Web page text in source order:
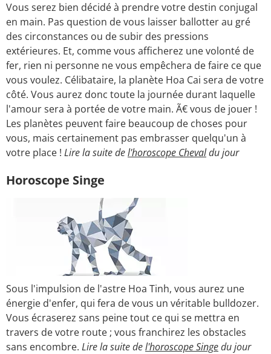
Vous serez bien décidé à prendre votre destin conjugal
en main. Pas question de vous laisser ballotter au gré
des circonstances ou de subir des pressions
extérieures. Et, comme vous afficherez une volonté de
fer, rien ni personne ne vous empêchera de faire ce que
vous voulez. Célibataire, la planète Hoa Cai sera de votre
côté. Vous aurez donc toute la journée durant laquelle
l'amour sera à portée de votre main. Ã€ vous de jouer !
Les planètes peuvent faire beaucoup de choses pour
vous, mais certainement pas embrasser quelqu'un à
votre place ! Lire la suite del'horoscope Chevaldu jour
Horoscope Singe
Sous l'impulsion de l'astre Hoa Tinh, vous aurez une
énergie d'enfer, qui fera de vous un véritable bulldozer.
Vous écraserez sans peine tout ce qui se mettra en
travers de votre route ; vous franchirez les obstacles
sans encombre. Lire la suite del'horoscope Singedu jour